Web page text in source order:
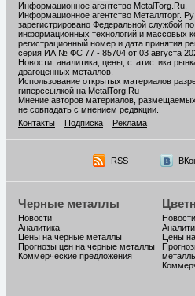
Информационное агентство MetalTorg.Ru
Информационное агентство Металлторг.
зарегистрировано Федеральной службой
информационных технологий и массовых
регистрационный номер и дата принятия
серия ИА № ФС 77 - 85704 от 03 августа
Новости, аналитика, цены, статистика
драгоценных металлов.
Использование открытых материалов
гиперссылкой на MetalTorg.Ru
Мнение авторов материалов,
не совпадать с мнением редакции.
Контакты
Подписка Реклама
RSS
Черные металлы
Новости
Аналитика
Цены на черные металлы
Прогнозы цен на черные металлы
Коммерческие предложения
Новости
Цены